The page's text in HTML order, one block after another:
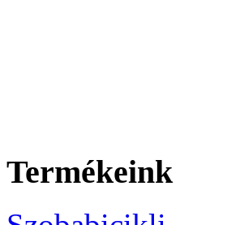
Termékeink